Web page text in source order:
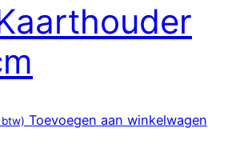
Toevoegen aan winkelwagen